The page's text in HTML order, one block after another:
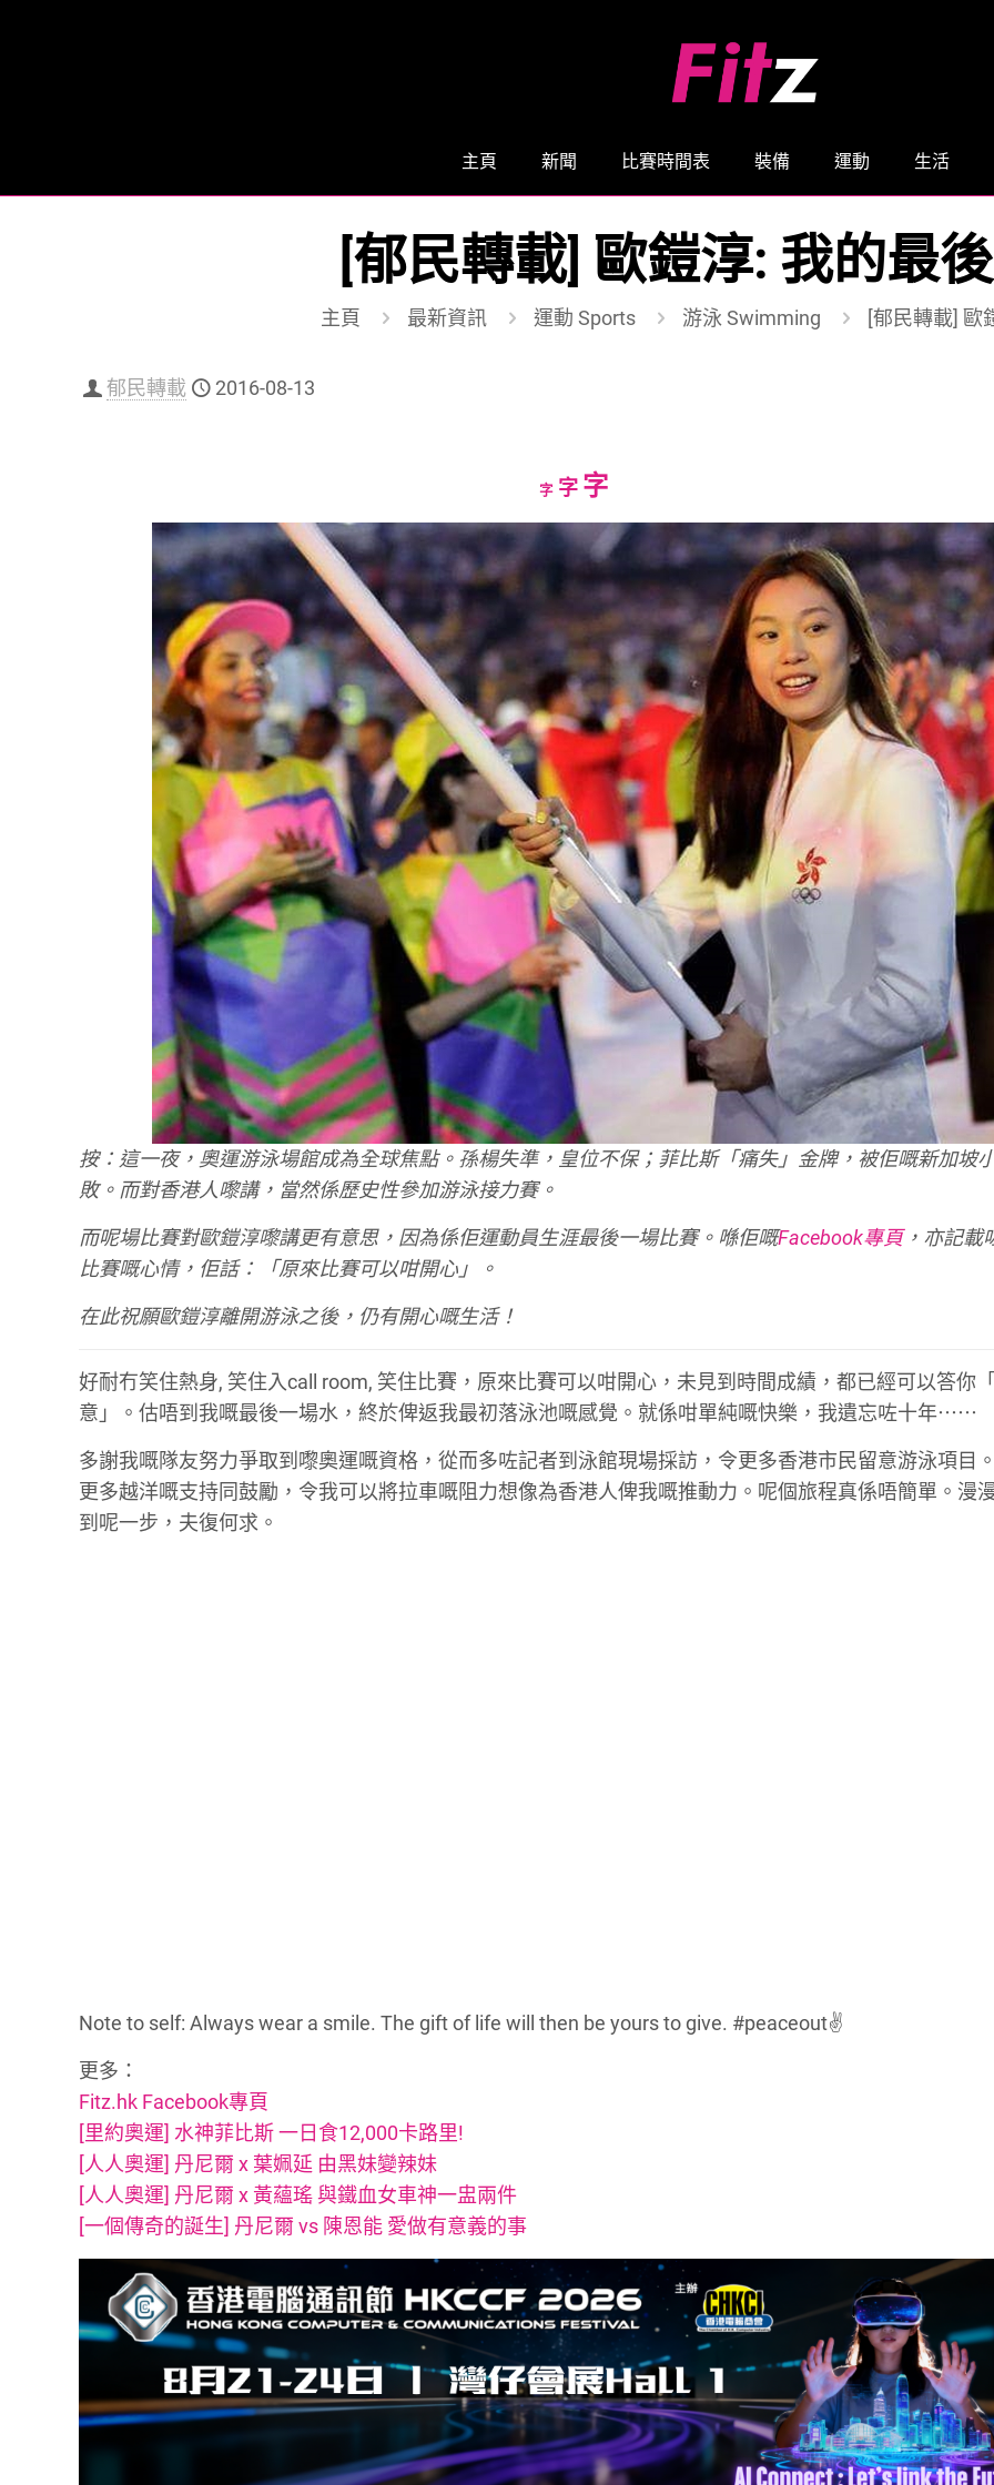
主頁 新聞 比賽時間表 裝備 運動 生活
[郁民轉載] 歐鎧淳: 我的最
主頁 最新資訊 運動 Sports 游泳 Swimming [郁民轉載] 歐
郁民轉載 2016-08-13
字Decrease
size.
字Reset
size.
字Increase
font
size.
按：這一夜，奧運游泳場館成為全球焦點。孫楊失準，皇位不保；菲比斯「痛失」金牌，被佢嘅新加坡
敗。而對香港人嚟講，當然係歷史性參加游泳接力賽。
而呢場比賽對歐鎧淳嚟講更有意思，因為係佢運動員生涯最後一場比賽。喺佢嘅Facebook專頁，亦記載
比賽嘅心情，佢話：「原來比賽可以咁開心」。
在此祝願歐鎧淳離開游泳之後，仍有開心嘅生活！
好耐冇笑住熱身, 笑住入call room, 笑住比賽，原來比賽可以咁開心，未見到時間成績，都已經可以答你
意」。估唔到我嘅最後一場水，終於俾返我最初落泳池嘅感覺。就係咁單純嘅快樂，我遺忘咗十年⋯⋯
多謝我嘅隊友努力爭取到嚟奧運嘅資格，從而多咗記者到泳館現場採訪，令更多香港市民留意游泳項目
更多越洋嘅支持同鼓勵，令我可以將拉車嘅阻力想像為香港人俾我嘅推動力。呢個旅程真係唔簡單。漫
到呢一步，夫復何求。
Note to self: Always wear a smile. The gift of life will then be yours to give. ‪#‎peaceout‬✌
更多：
Fitz.hk Facebook專頁
[里約奧運] 水神菲比斯 一日食12,000卡路里!
[人人奧運] 丹尼爾 x 葉姵延 由黑妹變辣妹
[人人奧運] 丹尼爾 x 黃蘊瑤 與鐵血女車神一盅兩件
[一個傳奇的誕生] 丹尼爾 vs 陳恩能 愛做有意義的事